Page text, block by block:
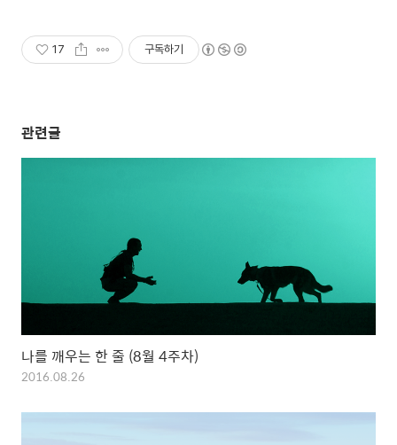
17 구독하기
관련글
나를 깨우는 한 줄 (8월 4주차)
2016.08.26